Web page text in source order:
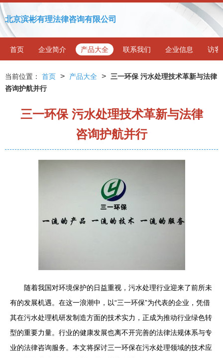
北京滨彬有理法律咨询有限公司
首页 企业简介 产品大全 联系我们 企业信息 访客
当前位置： 首页 > 产品大全 >
三一环保 污水处理技术革新与法律
咨询护航并行
三一环保 污水处理技术革新与法律
咨询护航并行
随着我国对环境保护的日益重视，污水处理行业迎来了前所未
有的发展机遇。在这一浪潮中，以“三一环保”为代表的企业，凭借
其在污水处理机研发制造方面的技术实力，正成为推动行业绿色转
型的重要力量。行业的健康发展也离不开完善的法律法规体系与专
业的法律咨询服务。本文将探讨三一环保在污水处理领域的技术应